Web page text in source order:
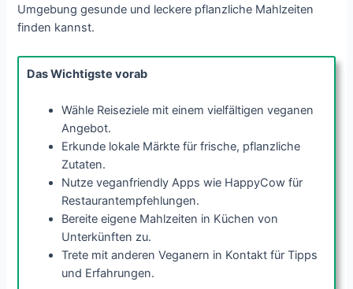
Umgebung gesunde und leckere pflanzliche Mahlzeiten
finden kannst.
Das Wichtigste vorab
Wähle Reiseziele mit einem vielfältigen veganen
Angebot.
Erkunde lokale Märkte für frische, pflanzliche
Zutaten.
Nutze veganfriendly Apps wie HappyCow für
Restaurantempfehlungen.
Bereite eigene Mahlzeiten in Küchen von
Unterkünften zu.
Trete mit anderen Veganern in Kontakt für Tipps
und Erfahrungen.